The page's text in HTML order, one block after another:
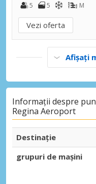
5
5 M
Vezi oferta
Afișați
Informații despre
Regina Aeroport
Destinaţie
grupuri de mașini